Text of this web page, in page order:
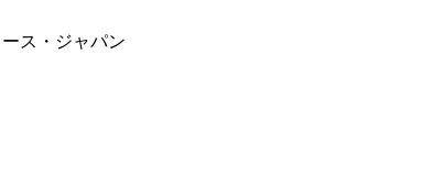
ス・ジャパン